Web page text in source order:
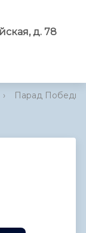
д. 78
› Парад Победы